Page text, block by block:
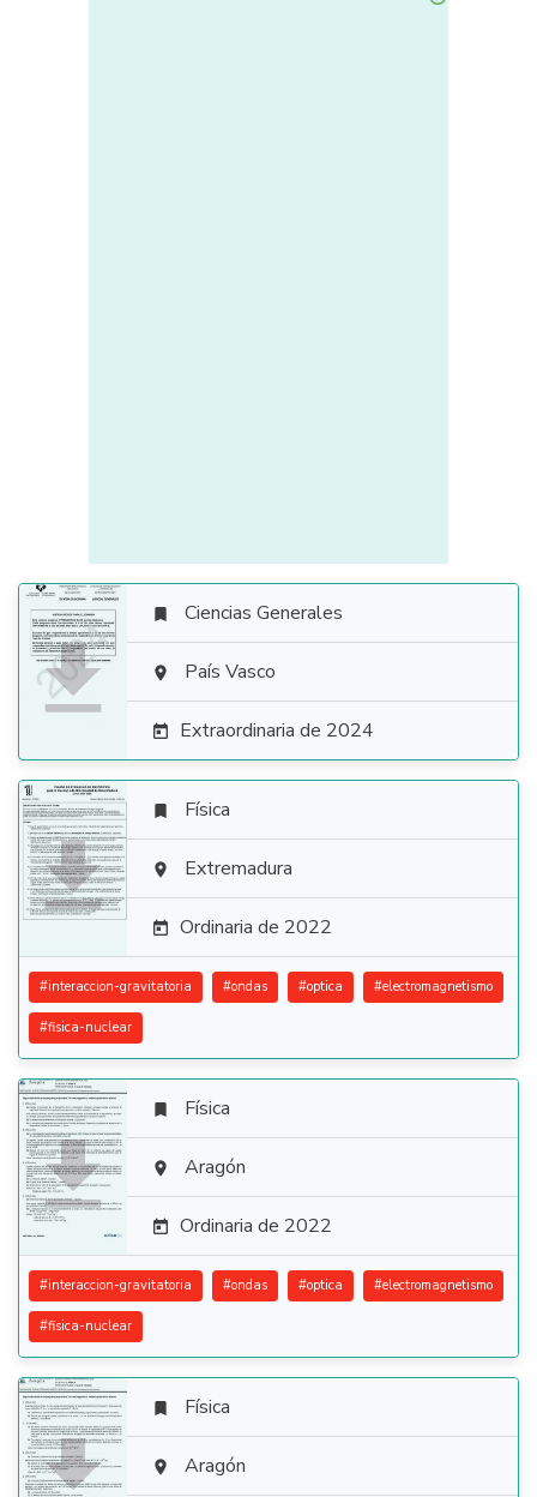

 Ciencias Generales
 País Vasco
 Extraordinaria de 2024

 Física
 Extremadura
 Ordinaria de 2022
#interaccion-gravitatoria #ondas #optica #electromagnetismo
#fisica-nuclear

 Física
 Aragón
 Ordinaria de 2022
#interaccion-gravitatoria #ondas #optica #electromagnetismo
#fisica-nuclear

 Física
 Aragón